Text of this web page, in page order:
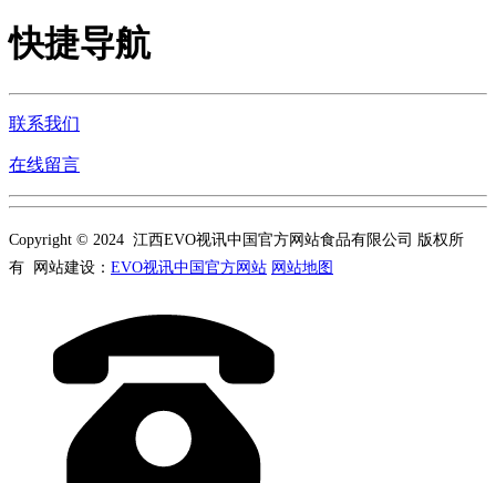
快捷导航
联系我们
在线留言
Copyright © 2024 江西EVO视讯中国官方网站食品有限公司 版权所
有 网站建设： EVO视讯中国官方网站 网站地图